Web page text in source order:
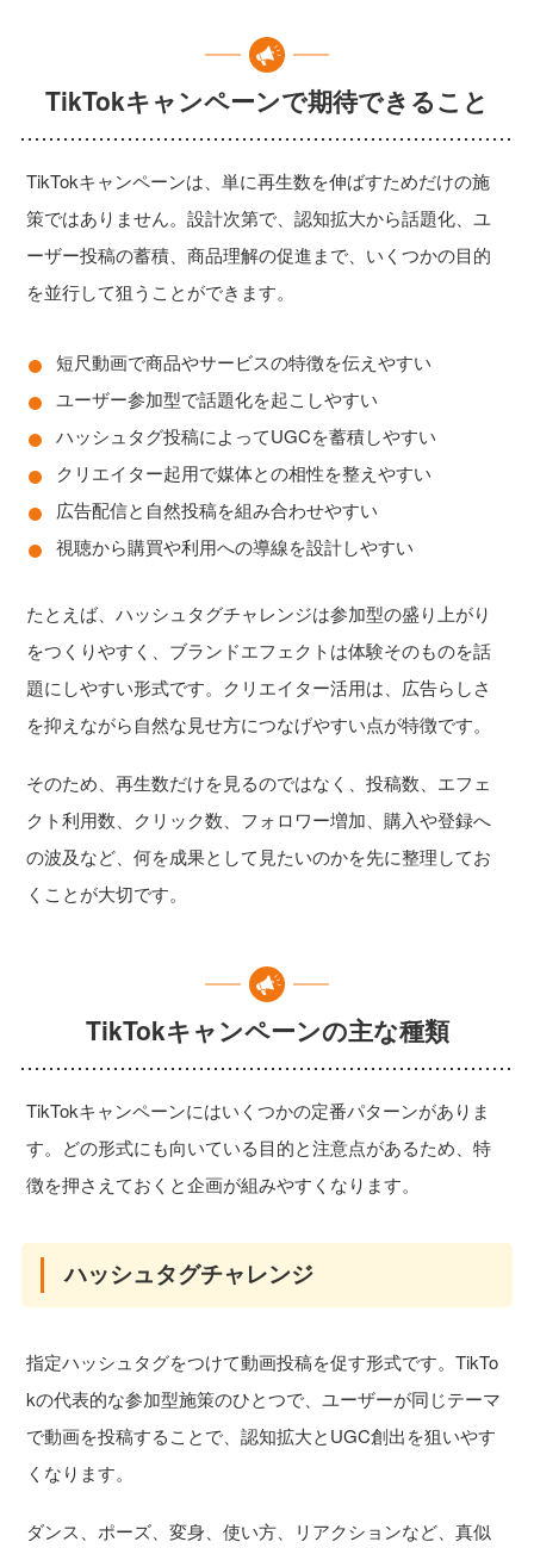
TikTokキャンペーンで期待できること
TikTokキャンペーンは、単に再生数を伸ばすためだけの施
策ではありません。設計次第で、認知拡大から話題化、ユ
ーザー投稿の蓄積、商品理解の促進まで、いくつかの目的
を並行して狙うことができます。
短尺動画で商品やサービスの特徴を伝えやすい
ユーザー参加型で話題化を起こしやすい
ハッシュタグ投稿によってUGCを蓄積しやすい
クリエイター起用で媒体との相性を整えやすい
広告配信と自然投稿を組み合わせやすい
視聴から購買や利用への導線を設計しやすい
たとえば、ハッシュタグチャレンジは参加型の盛り上がり
をつくりやすく、ブランドエフェクトは体験そのものを話
題にしやすい形式です。クリエイター活用は、広告らしさ
を抑えながら自然な見せ方につなげやすい点が特徴です。
そのため、再生数だけを見るのではなく、投稿数、エフェ
クト利用数、クリック数、フォロワー増加、購入や登録へ
の波及など、何を成果として見たいのかを先に整理してお
くことが大切です。
TikTokキャンペーンの主な種類
TikTokキャンペーンにはいくつかの定番パターンがありま
す。どの形式にも向いている目的と注意点があるため、特
徴を押さえておくと企画が組みやすくなります。
ハッシュタグチャレンジ
指定ハッシュタグをつけて動画投稿を促す形式です。TikTo
kの代表的な参加型施策のひとつで、ユーザーが同じテーマ
で動画を投稿することで、認知拡大とUGC創出を狙いやす
くなります。
ダンス、ポーズ、変身、使い方、リアクションなど、真似